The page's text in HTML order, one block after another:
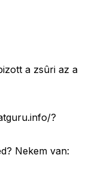
a zsûri az a
?
Nekem van: